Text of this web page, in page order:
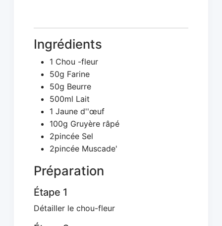
Ingrédients
1 Chou -fleur
50g Farine
50g Beurre
500ml Lait
1 Jaune d''œuf
100g Gruyère râpé
2pincée Sel
2pincée Muscade'
Préparation
Étape 1
Détailler le chou-fleur